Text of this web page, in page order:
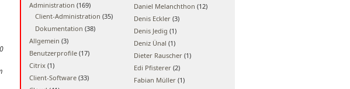
Administration (169)
Client-Administration (35)
Dokumentation (38)
Allgemein (3)
Benutzerprofile (17)
Citrix (1)
Client-Software (33)
Daniel Melanchthon (12)
Denis Eckler (3)
Denis Jedig (1)
Deniz Ünal (1)
Dieter Rauscher (1)
Edi Pfisterer (2)
Fabian Müller (1)